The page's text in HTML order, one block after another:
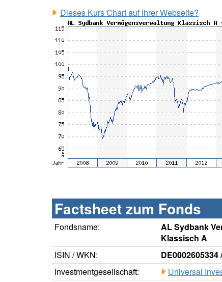
Dieses Kurs Chart auf Ihrer Webseite?
Factsheet zum Fonds
Fondsname:
AL Sydbank
Klassisch A
ISIN / WKN:
DE0002605334
Investmentgesellschaft:
Universal